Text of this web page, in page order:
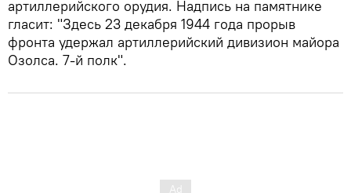
артиллерийского орудия. Надпись на памятнике
гласит: "Здесь 23 декабря 1944 года прорыв
фронта удержал артиллерийский дивизион майора
Озолcа. 7-й полк".